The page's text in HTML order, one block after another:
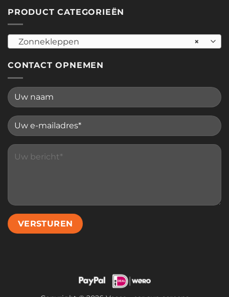
PRODUCT CATEGORIEËN
×
Zonnekleppen
CONTACT OPNEMEN
Please leave this field empty.